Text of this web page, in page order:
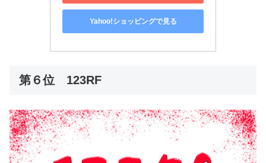
Yahoo!ショッピングで見る
第６位 123RF